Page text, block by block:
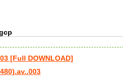
[Full DOWNLOAD]